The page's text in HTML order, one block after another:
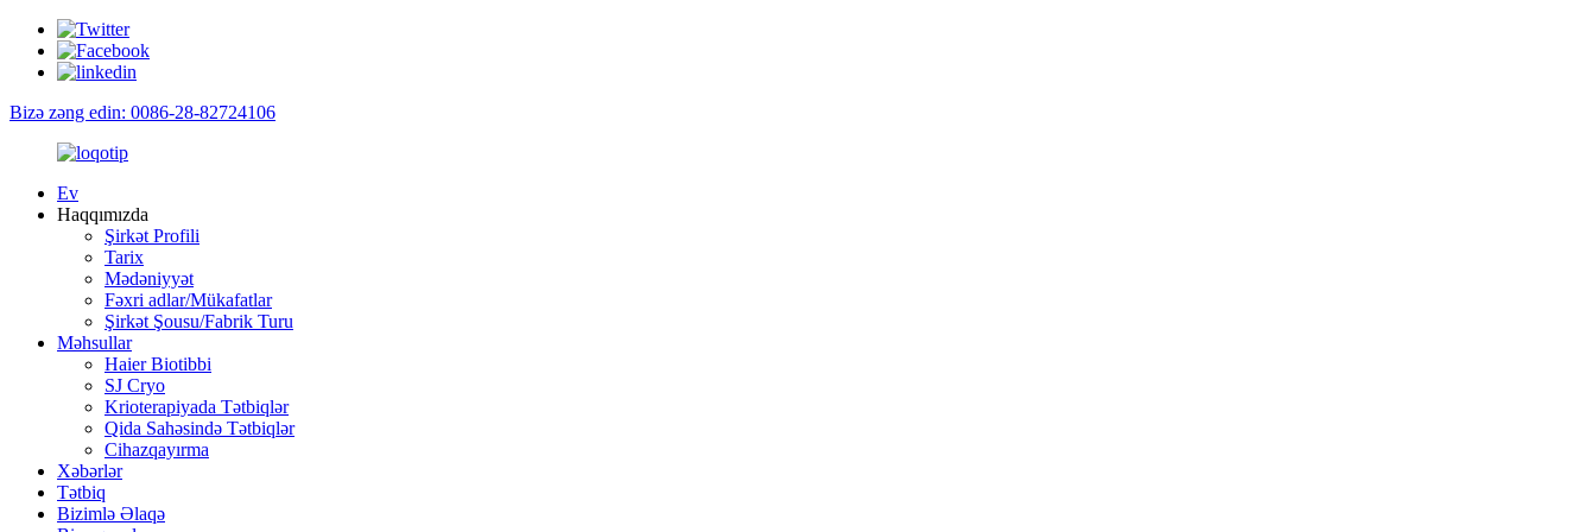
Bizə zəng edin: 0086-28-82724106
Ev
Haqqımızda
Şirkət Profili
Tarix
Mədəniyyət
Fəxri adlar/Mükafatlar
Şirkət Şousu/Fabrik Turu
Məhsullar
Haier Biotibbi
SJ Cryo
Krioterapiyada Tətbiqlər
Qida Sahəsində Tətbiqlər
Cihazqayırma
Xəbərlər
Tətbiq
Bizimlə Əlaqə